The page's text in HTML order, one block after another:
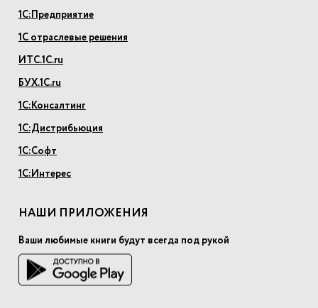
1С:Предприятие
1С отраслевые решения
ИТС.1С.ru
БУХ.1С.ru
1С:Консалтинг
1С:Дистрибьюция
1С:Софт
1С:Интерес
НАШИ ПРИЛОЖЕНИЯ
Ваши любимые книги будут всегда под рукой